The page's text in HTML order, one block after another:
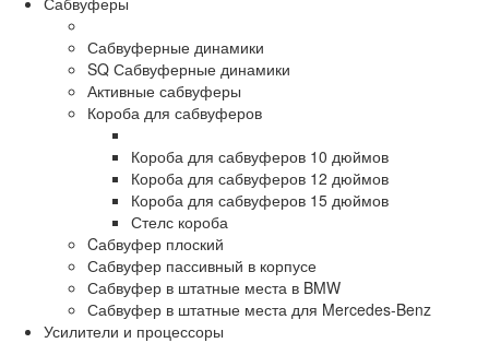
Сабвуферные динамики
SQ Сабвуферные динамики
Активные сабвуферы
Короба для сабвуферов
Короба для сабвуферов 10 дюймов
Короба для сабвуферов 12 дюймов
Короба для сабвуферов 15 дюймов
Стелс короба
Cабвуфер плоский
Сабвуфер пассивный в корпусе
Сабвуфер в штатные места в BMW
Сабвуфер в штатные места для Mercedes-Benz
Усилители и процессоры